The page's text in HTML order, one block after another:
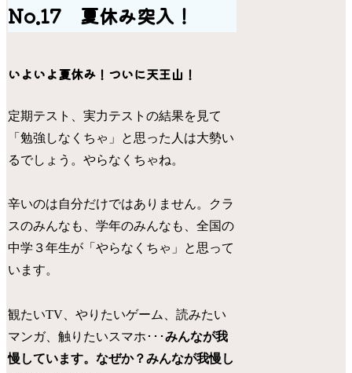
No.17 夏休み突入！
いよいよ夏休み！ついに天王山！
定期テスト、実力テストの結果を見て
「勉強しなくちゃ」と思った人は大勢い
るでしょう。やらなくちゃね。
辛いのは自分だけではありません。クラ
スのみんなも、学年のみんなも、全国の
中学３年生が「やらなくちゃ」と思って
います。
観たいTV、やりたいゲーム、読みたい
マンガ、触りたいスマホ･･･みんなが我
慢しています。なぜか？みんなが我慢し